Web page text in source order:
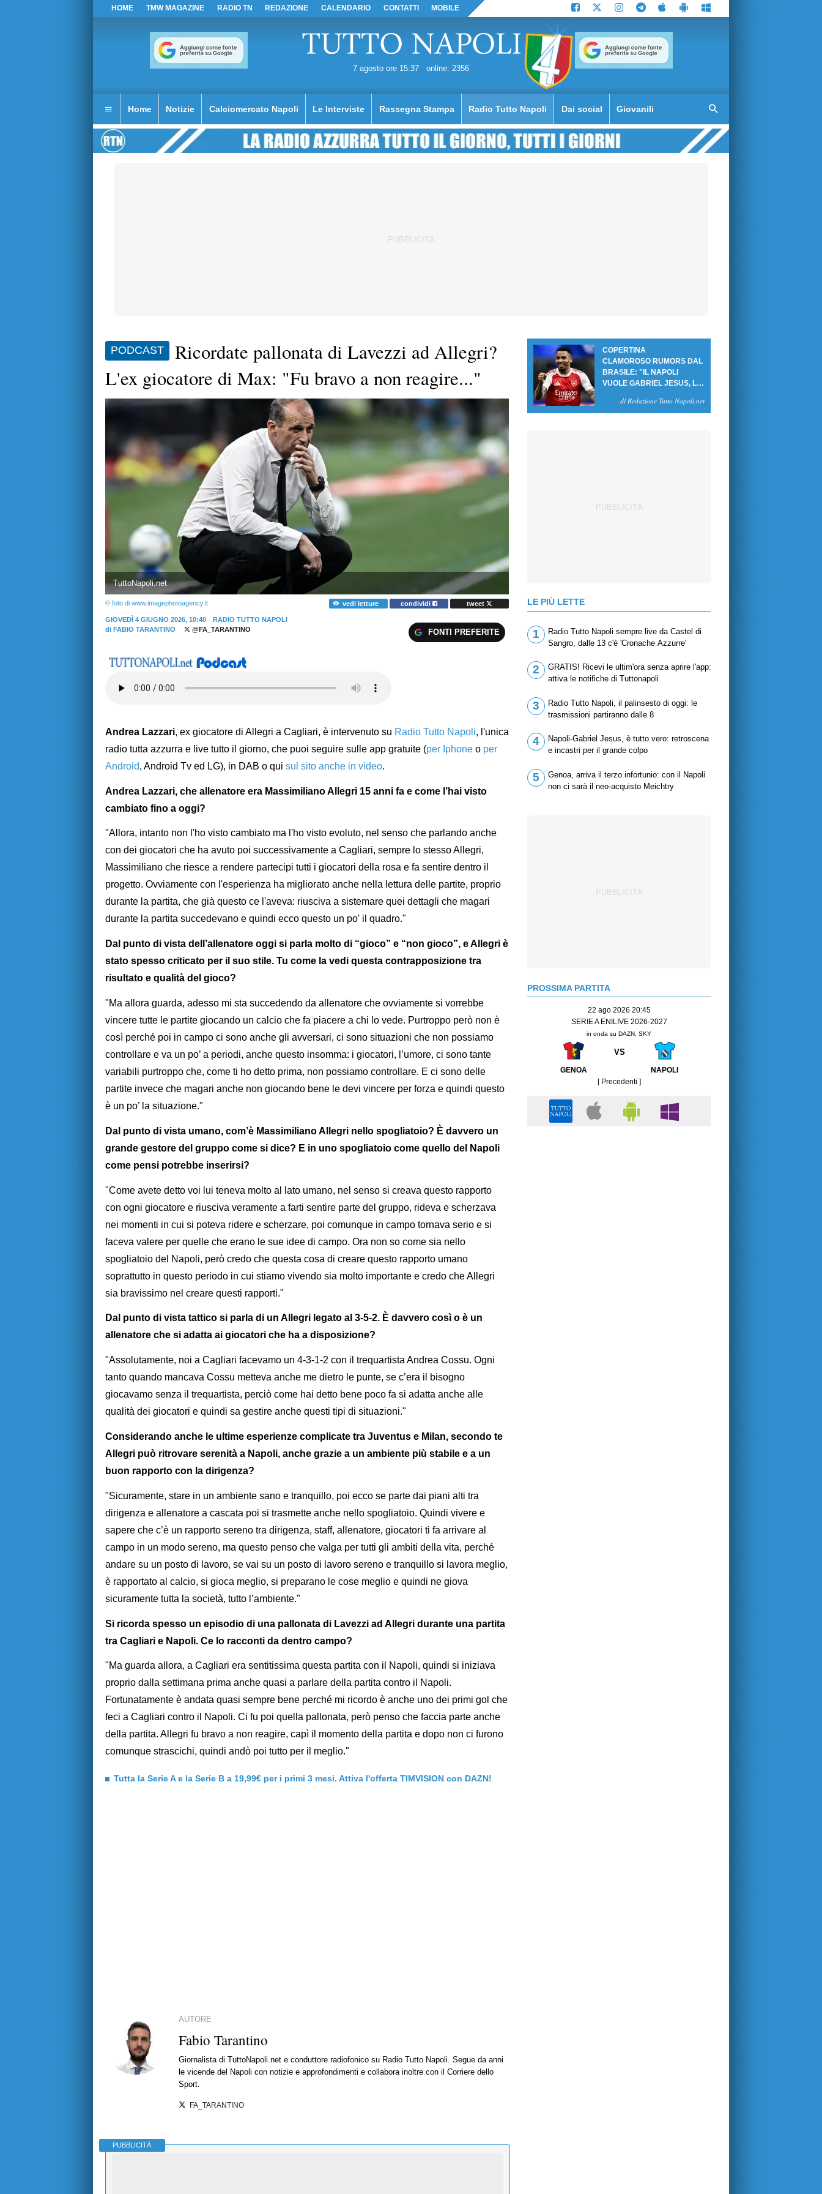
HOME TMW MAGAZINE RADIO TN REDAZIONE CALENDARIO CONTATTI MOBILE
7 agosto ore 15:37 online: 2356
Home Notizie Calciomercato Napoli Le Interviste Rassegna Stampa Radio Tutto Napoli Dai social Giovanili
PODCAST
Ricordate pallonata di Lavezzi ad Allegri?
L'ex giocatore di Max: "Fu bravo a non reagire..."
TuttoNapoli.net
© foto di www.imagephotoagency.it vedi letture condividi tweet
GIOVEDÌ 4 GIUGNO 2026, 10:40
RADIO TUTTO NAPOLI
di FABIO TARANTINO @FA_TARANTINO FONTI PREFERITE
Andrea Lazzari, ex giocatore di Allegri a Cagliari, è intervenuto su Radio Tutto Napoli, l'unica
radio tutta azzurra e live tutto il giorno, che puoi seguire sulle app gratuite (per Iphone o per
Android, Android Tv ed LG), in DAB o qui sul sito anche in video.
Andrea Lazzari, che allenatore era Massimiliano Allegri 15 anni fa e come l’hai visto
cambiato fino a oggi?
"Allora, intanto non l'ho visto cambiato ma l'ho visto evoluto, nel senso che parlando anche
con dei giocatori che ha avuto poi successivamente a Cagliari, sempre lo stesso Allegri,
Massimiliano che riesce a rendere partecipi tutti i giocatori della rosa e fa sentire dentro il
progetto. Ovviamente con l'esperienza ha migliorato anche nella lettura delle partite, proprio
durante la partita, che già questo ce l'aveva: riusciva a sistemare quei dettagli che magari
durante la partita succedevano e quindi ecco questo un po' il quadro."
Dal punto di vista dell’allenatore oggi si parla molto di “gioco” e “non gioco”, e Allegri è
stato spesso criticato per il suo stile. Tu come la vedi questa contrapposizione tra
risultato e qualità del gioco?
"Ma allora guarda, adesso mi sta succedendo da allenatore che ovviamente si vorrebbe
vincere tutte le partite giocando un calcio che fa piacere a chi lo vede. Purtroppo però non è
così perché poi in campo ci sono anche gli avversari, ci sono situazioni che non possiamo
controllare e va un po’ a periodi, anche questo insomma: i giocatori, l’umore, ci sono tante
variabili purtroppo che, come ti ho detto prima, non possiamo controllare. E ci sono delle
partite invece che magari anche non giocando bene le devi vincere per forza e quindi questo
è un po’ la situazione."
Dal punto di vista umano, com’è Massimiliano Allegri nello spogliatoio? È davvero un
grande gestore del gruppo come si dice? E in uno spogliatoio come quello del Napoli
come pensi potrebbe inserirsi?
"Come avete detto voi lui teneva molto al lato umano, nel senso si creava questo rapporto
con ogni giocatore e riusciva veramente a farti sentire parte del gruppo, rideva e scherzava
nei momenti in cui si poteva ridere e scherzare, poi comunque in campo tornava serio e si
faceva valere per quelle che erano le sue idee di campo. Ora non so come sia nello
spogliatoio del Napoli, però credo che questa cosa di creare questo rapporto umano
soprattutto in questo periodo in cui stiamo vivendo sia molto importante e credo che Allegri
sia bravissimo nel creare questi rapporti."
Dal punto di vista tattico si parla di un Allegri legato al 3-5-2. È davvero così o è un
allenatore che si adatta ai giocatori che ha a disposizione?
"Assolutamente, noi a Cagliari facevamo un 4-3-1-2 con il trequartista Andrea Cossu. Ogni
tanto quando mancava Cossu metteva anche me dietro le punte, se c’era il bisogno
giocavamo senza il trequartista, perciò come hai detto bene poco fa si adatta anche alle
qualità dei giocatori e quindi sa gestire anche questi tipi di situazioni."
Considerando anche le ultime esperienze complicate tra Juventus e Milan, secondo te
Allegri può ritrovare serenità a Napoli, anche grazie a un ambiente più stabile e a un
buon rapporto con la dirigenza?
"Sicuramente, stare in un ambiente sano e tranquillo, poi ecco se parte dai piani alti tra
dirigenza e allenatore a cascata poi si trasmette anche nello spogliatoio. Quindi vivere e
sapere che c’è un rapporto sereno tra dirigenza, staff, allenatore, giocatori ti fa arrivare al
campo in un modo sereno, ma questo penso che valga per tutti gli ambiti della vita, perché
andare su un posto di lavoro, se vai su un posto di lavoro sereno e tranquillo si lavora meglio,
è rapportato al calcio, si gioca meglio, si preparano le cose meglio e quindi ne giova
sicuramente tutta la società, tutto l’ambiente."
Si ricorda spesso un episodio di una pallonata di Lavezzi ad Allegri durante una partita
tra Cagliari e Napoli. Ce lo racconti da dentro campo?
"Ma guarda allora, a Cagliari era sentitissima questa partita con il Napoli, quindi si iniziava
proprio dalla settimana prima anche quasi a parlare della partita contro il Napoli.
Fortunatamente è andata quasi sempre bene perché mi ricordo è anche uno dei primi gol che
feci a Cagliari contro il Napoli. Ci fu poi quella pallonata, però penso che faccia parte anche
della partita. Allegri fu bravo a non reagire, capì il momento della partita e dopo non ci furono
comunque strascichi, quindi andò poi tutto per il meglio."
Tutta la Serie A e la Serie B a 19,99€ per i primi 3 mesi. Attiva l'offerta TIMVISION con DAZN!
AUTORE
Fabio Tarantino
Giornalista di TuttoNapoli.net e conduttore radiofonico su Radio Tutto Napoli. Segue da anni
le vicende del Napoli con notizie e approfondimenti e collabora inoltre con il Corriere dello
Sport.
FA_TARANTINO
PUBBLICITÀ
COPERTINA
CLAMOROSO RUMORS DAL
BRASILE: "IL NAPOLI
VUOLE GABRIEL JESUS, LE
di Redazione Tutto Napoli.net
LE PIÙ LETTE
1
Radio Tutto Napoli sempre live da Castel di
Sangro, dalle 13 c'è 'Cronache Azzurre'
2
GRATIS! Ricevi le ultim'ora senza aprire l'app:
attiva le notifiche di Tuttonapoli
3
Radio Tutto Napoli, il palinsesto di oggi: le
trasmissioni partiranno dalle 8
4
Napoli-Gabriel Jesus, è tutto vero: retroscena
e incastri per il grande colpo
5
Genoa, arriva il terzo infortunio: con il Napoli
non ci sarà il neo-acquisto Meichtry
PROSSIMA PARTITA
22 ago 2026 20:45
SERIE A ENILIVE 2026-2027
in onda su DAZN, SKY
VS
GENOA
NAPOLI
[ Precedenti ]